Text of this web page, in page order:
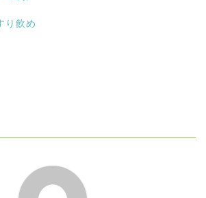
り飲め